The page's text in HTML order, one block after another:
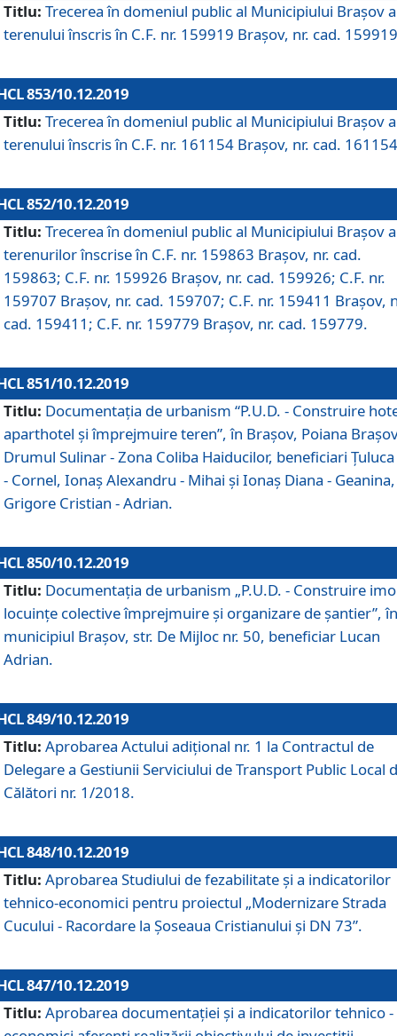
Titlu: Trecerea în domeniul public al Municipiului Braşov a
terenului înscris în C.F. nr. 159919 Brașov, nr. cad.
853/10.12.2019
Titlu: Trecerea în domeniul public al Municipiului Braşov a
terenului înscris în C.F. nr. 161154 Brașov, nr. cad.
852/10.12.2019
Titlu: Trecerea în domeniul public al Municipiului Braşov a
terenurilor înscrise în C.F. nr. 159863 Brașov, nr. cad.
159863; C.F. nr. 159926 Brașov, nr. cad. 159926; C.F. nr.
159707 Brașov, nr. cad. 159707; C.F. nr. 159411 Brașov,
cad. 159411; C.F. nr. 159779 Brașov, nr. cad. 159779.
851/10.12.2019
Titlu: Documentaţia de urbanism “P.U.D. - Construire
aparthotel şi împrejmuire teren”, în Braşov, Poiana
Drumul Sulinar - Zona Coliba Haiducilor, beneficiari
- Cornel, Ionaş Alexandru - Mihai şi Ionaş Diana - Geanina,
Grigore Cristian - Adrian.
850/10.12.2019
Titlu: Documentaţia de urbanism „P.U.D. - Construire
locuințe colective împrejmuire și organizare de șantier”, în
municipiul Braşov, str. De Mijloc nr. 50, beneficiar Lucan
Adrian.
849/10.12.2019
Titlu: Aprobarea Actului adiţional nr. 1 la Contractul de
Delegare a Gestiunii Serviciului de Transport Public Local
Călători nr. 1/2018.
848/10.12.2019
Titlu: Aprobarea Studiului de fezabilitate şi a indicatorilor
tehnico-economici pentru proiectul „Modernizare Strada
Cucului - Racordare la Șoseaua Cristianului și DN 73”.
847/10.12.2019
Titlu: Aprobarea documentației și a indicatorilor tehnico -